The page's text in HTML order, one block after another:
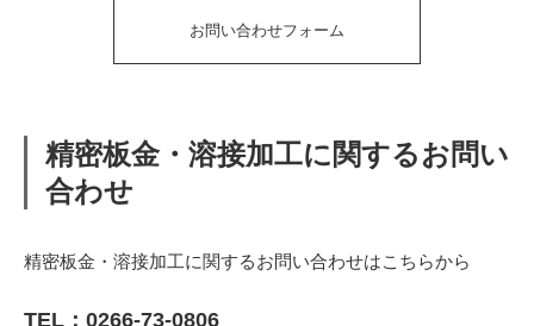
お問い合わせフォーム
精密板金・溶接加工に関するお問い
合わせ
精密板金・溶接加工に関するお問い合わせはこちらから
TEL： 0266-73-0806